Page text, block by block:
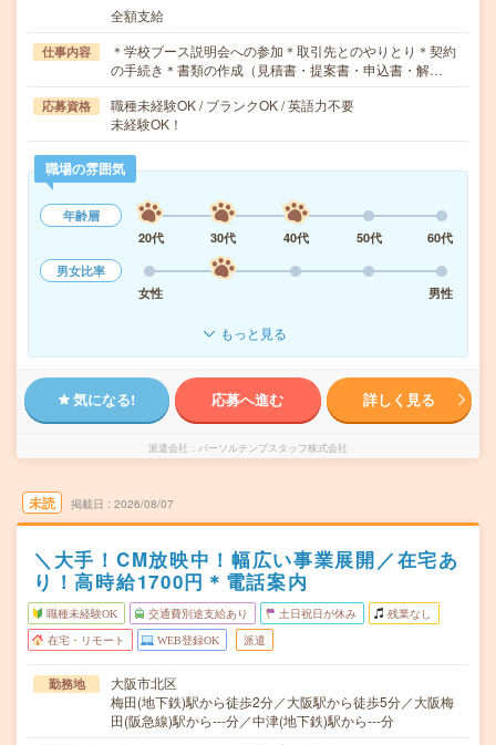
全額支給
仕事内容
＊学校ブース説明会への参加＊取引先とのやりとり＊契約
の手続き＊書類の作成（見積書・提案書・申込書・解…
応募資格
職種未経験OK / ブランクOK / 英語力不要
未経験OK！
職場の雰囲気
年齢層
20代
30代 40代 50代
60代
男女比率
女性
男性
もっと見る
気になる! 応募へ進む 詳しく見る
派遣会社 パーソルテンプスタッフ株式会社
未読 掲載日 2026/08/07
＼大手！CM放映中！幅広い事業展開／在宅あ
り！高時給1700円＊電話案内
職種未経験OK 交通費別途支給あり 土日祝日が休み 残業なし
在宅・リモート WEB登録OK 派遣
勤務地
大阪市北区
梅田(地下鉄)駅から徒歩2分／大阪駅から徒歩5分／大阪梅
田(阪急線)駅から---分／中津(地下鉄)駅から---分